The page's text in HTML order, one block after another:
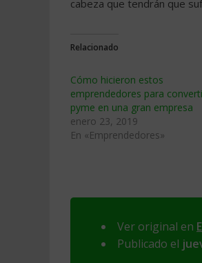
cabeza que tendrán que
Relacionado
Cómo hicieron estos
emprendedores para
pyme en una gran empresa
enero 23, 2019
En «Emprendedores»
Ver original en
Publicado el